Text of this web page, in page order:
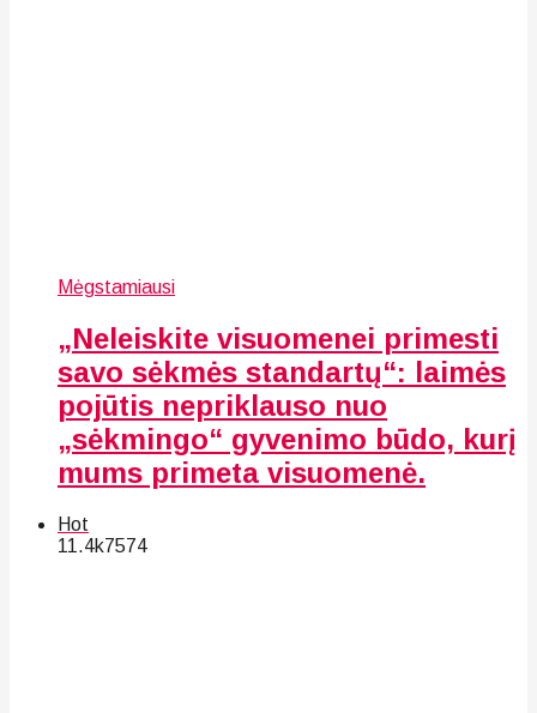
Mėgstamiausi
„Neleiskite visuomenei primesti
savo sėkmės standartų“: laimės
pojūtis nepriklauso nuo
„sėkmingo“ gyvenimo būdo, kurį
mums primeta visuomenė.
Hot
11.4k7574